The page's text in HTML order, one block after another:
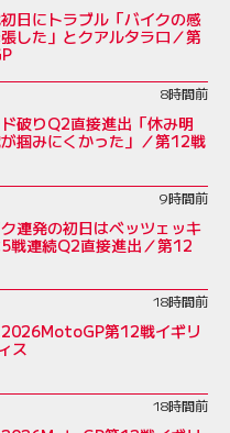
日にトラブル「バイクの感
した」とクアルタラロ／第
8時間前
破りQ2直接進出「休み明
掴みにくかった」／第12戦
9時間前
連発の初日はベッツェッキ
戦連続Q2直接進出／第12
18時間前
2026MotoGP第12戦イギリ
ス
18時間前